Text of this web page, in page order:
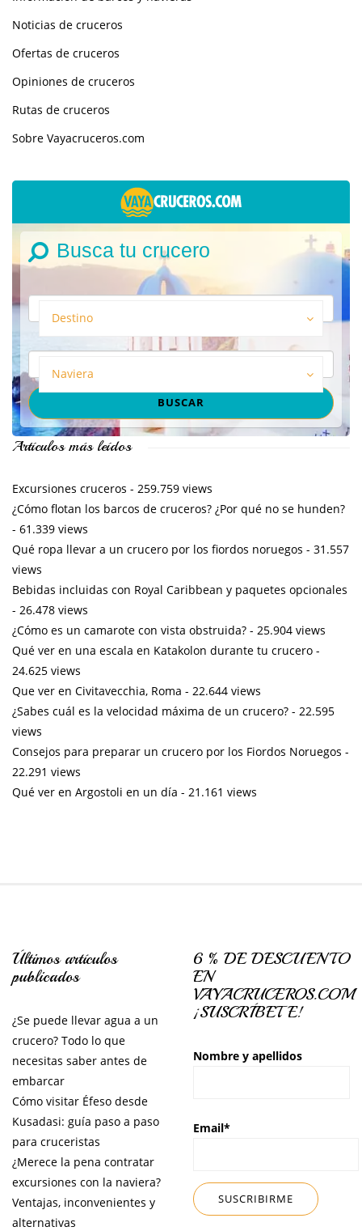
Noticias de cruceros
Ofertas de cruceros
Opiniones de cruceros
Rutas de cruceros
Sobre Vayacruceros.com
Busca tu crucero
Destino
Naviera
Artículos más leídos
Excursiones cruceros - 259.759 views
¿Cómo flotan los barcos de cruceros? ¿Por qué no se hunden?
- 61.339 views
Qué ropa llevar a un crucero por los fiordos noruegos - 31.557
views
Bebidas incluidas con Royal Caribbean y paquetes opcionales
- 26.478 views
¿Cómo es un camarote con vista obstruida? - 25.904 views
Qué ver en una escala en Katakolon durante tu crucero -
24.625 views
Que ver en Civitavecchia, Roma - 22.644 views
¿Sabes cuál es la velocidad máxima de un crucero? - 22.595
views
Consejos para preparar un crucero por los Fiordos Noruegos -
22.291 views
Qué ver en Argostoli en un día - 21.161 views
Últimos artículos
publicados
¿Se puede llevar agua a un
crucero? Todo lo que
necesitas saber antes de
embarcar
Cómo visitar Éfeso desde
Kusadasi: guía paso a paso
para cruceristas
¿Merece la pena contratar
excursiones con la naviera?
Ventajas, inconvenientes y
alternativas
6 % DE DESCUENTO
EN
VAYACRUCEROS.COM
¡SUSCRÍBETE!
Nombre y apellidos
Email*